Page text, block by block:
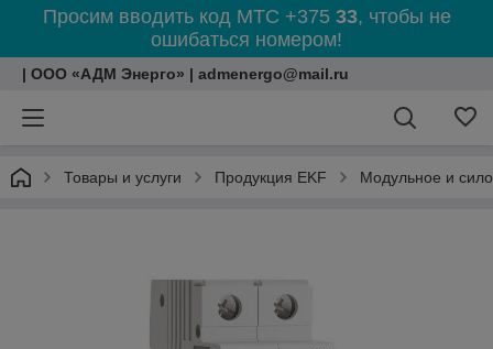
Просим вводить код МТС +375 33, чтобы не
ошибаться номером!
| ООО «АДМ Энерго» | admenergo@mail.ru
Товары и услуги Продукция EKF Модульное и